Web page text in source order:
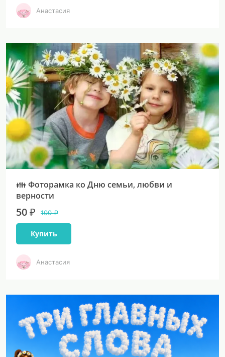
Анастасия
👪 Фоторамка ко Дню семьи, любви и
верности
50 ₽ 100 ₽
Купить
Анастасия